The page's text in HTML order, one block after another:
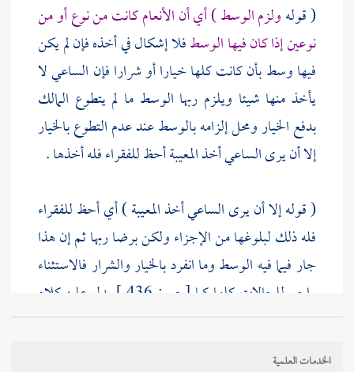
( قولهولزم الوسط ) أي أن الأنعام كانت من نوع أو من
نوعين إذا كان فيها الوسطفلا إشكال في أخذه فإن لم يكن
فيها وسط بأن كانت كلها خيارا أو شرارا فإن الساعي لا
يأخذ منها شيئا ويلزم ربها الوسط ما لم يتطوع المالك
بدفع الخيار ومحل إلزامه بالوسط عند عدم التطوع بالخيار
إلا أن يرى الساعي أخذ المعيبة أحظ للفقراء فله أخذها .
( قوله إلا أن يرى الساعي أخذ المعيبة ) أي أحظ للفقراء
فله ذلك لبلوغها من الإجزاء ولكن برضا ربها ثم إن هذا
جار فيما فيه الوسط وما انفرد بالخيار والشرار فالاستثناء
راجع للحالات كلها كما [ص:
يدل عليه كلام
التوضيح والجواهر وتخصيصعجرجوعه لغير الأولى
مخالف لإطلاق أهل المذهب وظواهر نصوصهم ا هـ
الخدمات العلمية